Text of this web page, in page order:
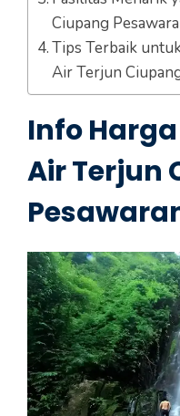
Ciupang
Tips Terbaik
Air Terjun
Info
Air Terjun